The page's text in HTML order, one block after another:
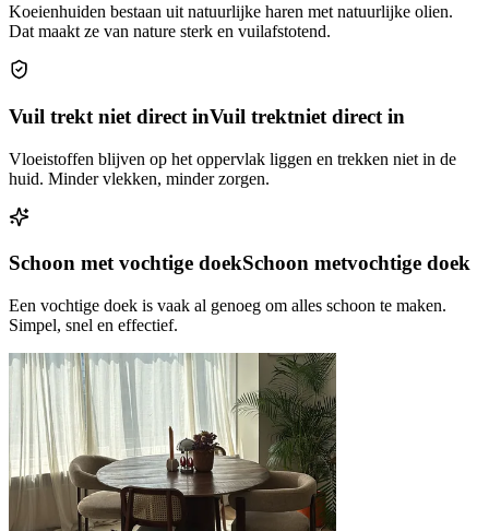
Koeienhuiden bestaan uit natuurlijke haren met natuurlijke olien.
Dat maakt ze van nature sterk en vuilafstotend.
Vuil trekt niet direct inVuil trektniet direct in
Vloeistoffen blijven op het oppervlak liggen en trekken niet in de
huid. Minder vlekken, minder zorgen.
Schoon met vochtige doekSchoon metvochtige doek
Een vochtige doek is vaak al genoeg om alles schoon te maken.
Simpel, snel en effectief.